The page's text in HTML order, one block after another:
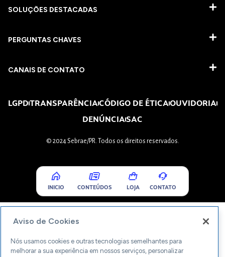
SOLUÇÕES DESTACADAS
PERGUNTAS CHAVES​
CANAIS DE CONTATO
LGPDTRANSPARÊNCIACÓDIGO DE ÉTICAOUVIDORIA
DENÚNCIASAC
© 2024 Sebrae/PR. Todos os direitos reservados.
INICIO CONTEÚDOS LOJA CONTATO
Aviso de Cookies
Nós usamos cookies e outras tecnologias semelhantes para
melhorar a sua experiência em nossos serviços, personalizar